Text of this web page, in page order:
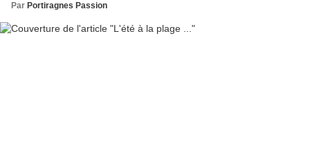
Par Portiragnes Passion